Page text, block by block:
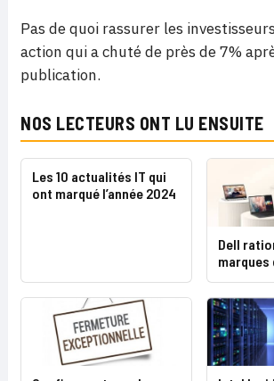
Pas de quoi rassurer les
action qui a chuté de près de 7%
publication.
NOS LECTEURS ONT LU ENSUITE
Les 10 actualités IT qui
ont marqué l’année 2024
Dell
marques